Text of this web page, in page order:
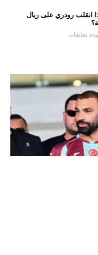
انقلب رودري على ريال
تعليقات